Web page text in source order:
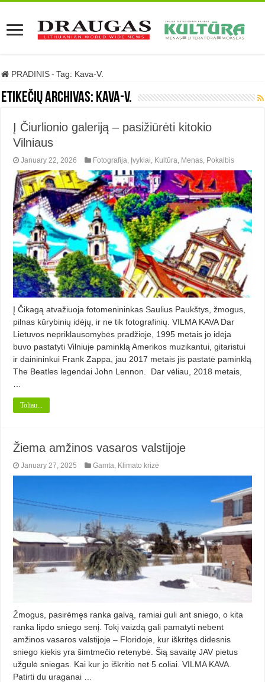
PRADINIS - Tag: Kava-V.
Etikečių archivas: Kava-V.
Į Čiurlionio galeriją – pasižiūrėti kitokio
Vilniaus
January 22, 2026 Fotografija, Įvykiai, Kultūra, Menas, Pokalbis
Į Čikagą atvažiuoja fotomenininkas Saulius Paukštys, žmogus,
pilnas kūrybinių idėjų, ir ne tik fotografinių. VILMA KAVA Dar
Lietuvos nepriklausomybės pradžioje, 1995 metais jo idėja
buvo pastatyti Vilniuje paminklą Amerikos muzikantui, gitaristui
ir dainininkui Frank Zappa, jau 2017 metais jis pastatė paminklą
The Beatles legendai John Lennon. Dar vėliau, 2018 metais,
Toliau...
Žiema amžinos vasaros valstijoje
January 27, 2025 Gamta Klimato krizė
Žmogus, pasirėmęs ranka galvą, ramiai guli ant sniego, o kita
ranka lipdo sniego senį. Tokį vaizdą gali pamatyti nebent
amžinos vasaros valstijoje – Floridoje, kur iškritęs didesnis
sniego kiekis yra šimtmečio retenybė. Šią savaitę JAV pietus
užgulė sniegas. Kai kur jo iškritio net 5 coliai. VILMA KAVA.
Patirti du uraganai …